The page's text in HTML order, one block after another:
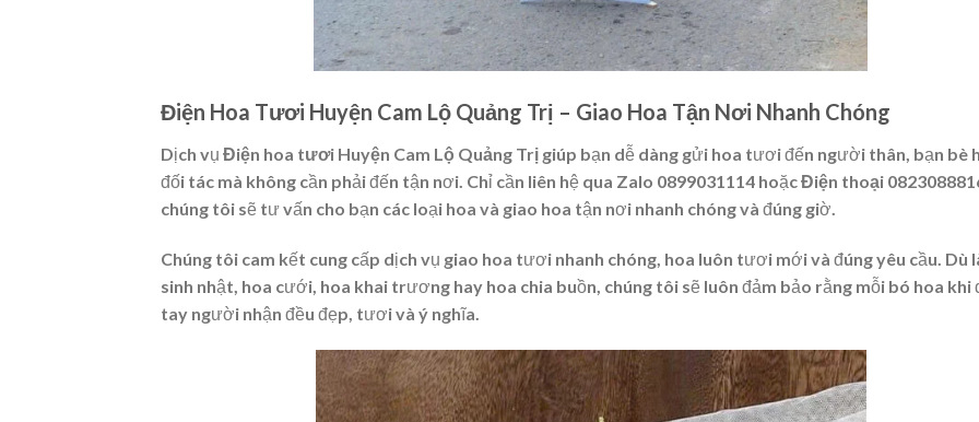
Điện Hoa Tươi Huyện Cam Lộ Quảng Trị – Giao Hoa Tận Nơi Nhanh Chóng
Dịch vụ Điện hoa tươi Huyện Cam Lộ Quảng Trị giúp bạn dễ dàng gửi hoa tươi đến người thân, bạn bè
đối tác mà không cần phải đến tận nơi. Chỉ cần liên hệ qua Zalo 0899031114 hoặcĐiện thoại
chúng tôi sẽ tư vấn cho bạn các loại hoa và giao hoa tận nơi nhanh chóng và đúng giờ.
Chúng tôi cam kết cung cấp dịch vụ giao hoa tươi nhanh chóng, hoa luôn tươi mới và đúng yêu cầu. Dù
sinh nhật, hoa cưới, hoa khai trương hay hoa chia buồn, chúng tôi sẽ luôn đảm bảo rằng mỗi bó hoa khi
tay người nhận đều đẹp, tươi và ý nghĩa.